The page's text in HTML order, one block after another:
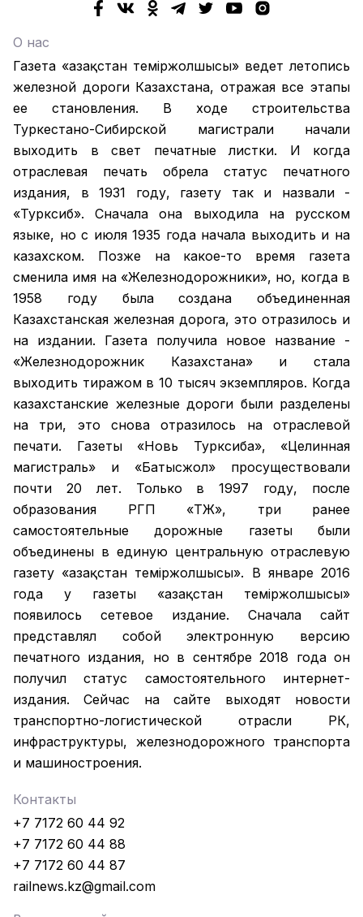
О нас
Газета «Қазақстан теміржолшысы» ведет летопись
железной дороги Казахстана, отражая все этапы
ее становления. В ходе строительства
Туркестано-Сибирской магистрали начали
выходить в свет печатные листки. И когда
отраслевая печать обрела статус печатного
издания, в 1931 году, газету так и назвали -
«Турксиб». Сначала она выходила на русском
языке, но с июля 1935 года начала выходить и на
казахском. Позже на какое-то время газета
сменила имя на «Железнодорожники», но, когда в
1958 году была создана объединенная
Казахстанская железная дорога, это отразилось и
на издании. Газета получила новое название -
«Железнодорожник Казахстана» и стала
выходить тиражом в 10 тысяч экземпляров. Когда
казахстанские железные дороги были разделены
на три, это снова отразилось на отраслевой
печати. Газеты «Новь Турксиба», «Целинная
магистраль» и «Батысжол» просуществовали
почти 20 лет. Только в 1997 году, после
образования РГП «ҚТЖ», три ранее
самостоятельные дорожные газеты были
объединены в единую центральную отраслевую
газету «Қазақстан темiржолшысы». В январе 2016
года у газеты «Қазақстан теміржолшысы»
появилось сетевое издание. Сначала сайт
представлял собой электронную версию
печатного издания, но в сентябре 2018 года он
получил статус самостоятельного интернет-
издания. Сейчас на сайте выходят новости
транспортно-логистической отрасли РК,
инфраструктуры, железнодорожного транспорта
и машиностроения.
Контакты
+7 7172 60 44 92
+7 7172 60 44 88
+7 7172 60 44 87
railnews.kz@gmail.com